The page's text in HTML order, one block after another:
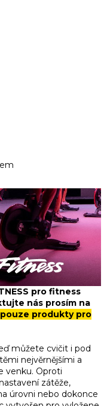
pro fitness
nás prosím na
produkty pro
můžete cvičit i pod
nejvěrnějšími a
venku. Oproti
zátěže,
úrovni nebo dokonce